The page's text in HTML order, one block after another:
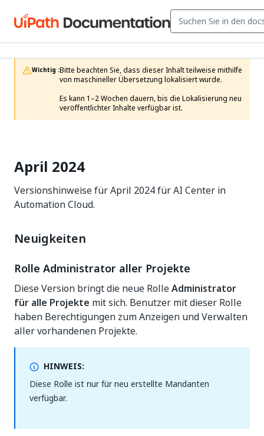
Wichtig :Bitte beachten Sie, dass dieser Inhalt teilweise mithilfe
von maschineller Übersetzung lokalisiert wurde.
Es kann 1–2 Wochen dauern, bis die Lokalisierung neu
veröffentlichter Inhalte verfügbar ist.
April 2024
Versionshinweise für April 2024 für AI Center in
Automation Cloud.
Neuigkeiten
Rolle Administrator aller Projekte
Diese Version bringt die neue RolleAdministrator
für alle Projekte mit sich. Benutzer mit dieser Rolle
haben Berechtigungen zum Anzeigen und Verwalten
aller vorhandenen Projekte.
HINWEIS:
Diese Rolle ist nur für neu erstellte Mandanten
verfügbar.